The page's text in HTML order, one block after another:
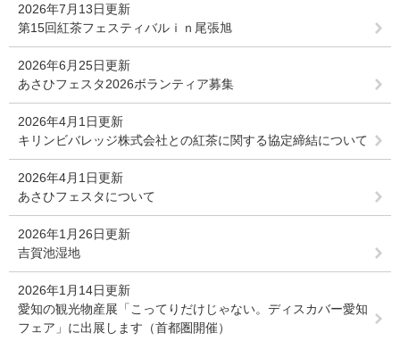
2026年7月13日更新
第15回紅茶フェスティバルｉｎ尾張旭
2026年6月25日更新
あさひフェスタ2026ボランティア募集
2026年4月1日更新
キリンビバレッジ株式会社との紅茶に関する協定締結について
2026年4月1日更新
あさひフェスタについて
2026年1月26日更新
吉賀池湿地
2026年1月14日更新
愛知の観光物産展「こってりだけじゃない。ディスカバー愛知
フェア」に出展します（首都圏開催）